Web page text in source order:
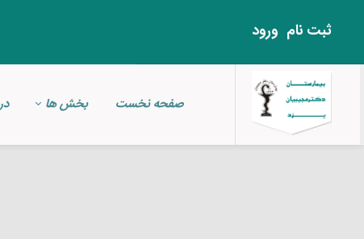
ثبت‌ نام ورود
صفحه نخست بخش ها